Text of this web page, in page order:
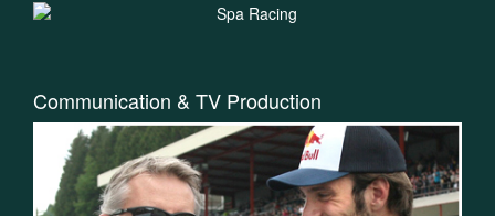
Communication & TV Production